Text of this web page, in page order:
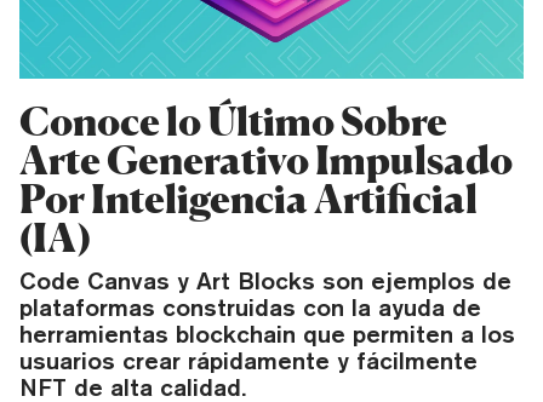
Conoce lo Último Sobre
Arte Generativo Impulsado
Por Inteligencia Artificial
(IA)
Code Canvas y Art Blocks son ejemplos de
plataformas construidas con la ayuda de
herramientas blockchain que permiten a los
usuarios crear rápidamente y fácilmente
NFT de alta calidad.